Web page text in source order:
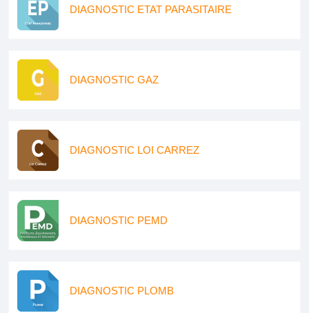
DIAGNOSTIC ETAT PARASITAIRE
DIAGNOSTIC GAZ
DIAGNOSTIC LOI CARREZ
DIAGNOSTIC PEMD
DIAGNOSTIC PLOMB